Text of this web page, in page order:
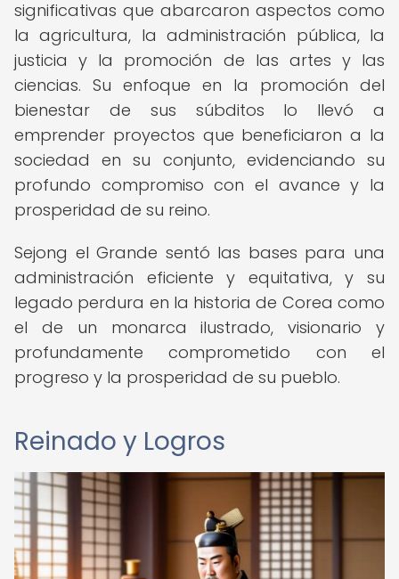
significativas que abarcaron aspectos como
la agricultura, la administración pública, la
justicia y la promoción de las artes y las
ciencias. Su enfoque en la promoción del
bienestar de sus súbditos lo llevó a
emprender proyectos que beneficiaron a la
sociedad en su conjunto, evidenciando su
profundo compromiso con el avance y la
prosperidad de su reino.
Sejong el Grande sentó las bases para una
administración eficiente y equitativa, y su
legado perdura en la historia de Corea como
el de un monarca ilustrado, visionario y
profundamente comprometido con el
progreso y la prosperidad de su pueblo.
Reinado y Logros